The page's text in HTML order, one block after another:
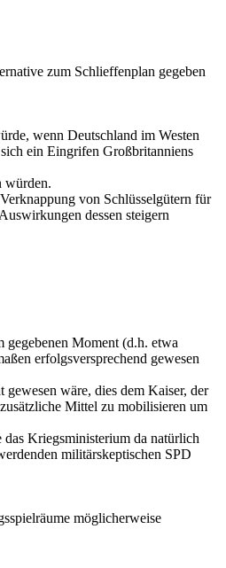
zum Schlieffenplan gegeben
wenn Deutschland im Westen
ein Eingrifen Großbritanniens
würden.
von Schlüsselgütern für
dessen steigern
gegebenen Moment (d.h. etwa
erfolgsversprechend gewesen
wäre, dies dem Kaiser, der
Mittel zu mobilisieren um
Kriegsministerium da natürlich
militärskeptischen SPD
möglicherweise